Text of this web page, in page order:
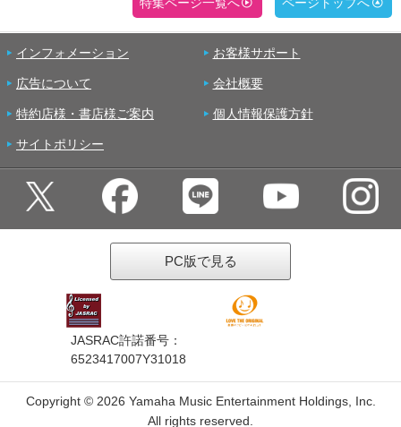
インフォメーション お客様サポート
広告について 会社概要
特約店様・書店様ご案内 個人情報保護方針
サイトポリシー
PC版で見る
JASRAC許諾番号：
6523417007Y31018
Copyright © 2026 Yamaha Music Entertainment Holdings, Inc.
All rights reserved.